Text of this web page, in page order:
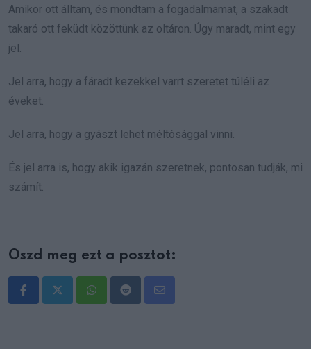
Amikor ott álltam, és mondtam a fogadalmamat, a szakadt
takaró ott feküdt közöttünk az oltáron. Úgy maradt, mint egy
jel.
Jel arra, hogy a fáradt kezekkel varrt szeretet túléli az
éveket.
Jel arra, hogy a gyászt lehet méltósággal vinni.
És jel arra is, hogy akik igazán szeretnek, pontosan tudják, mi
számít.
Oszd meg ezt a posztot:
WhatsappRedditShare